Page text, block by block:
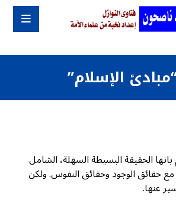
الإسلام”
الحقيقة البسيطة السهلة، الشامل
مع حقائق الوجود وحقائق النفوس. ولكن
عنها.